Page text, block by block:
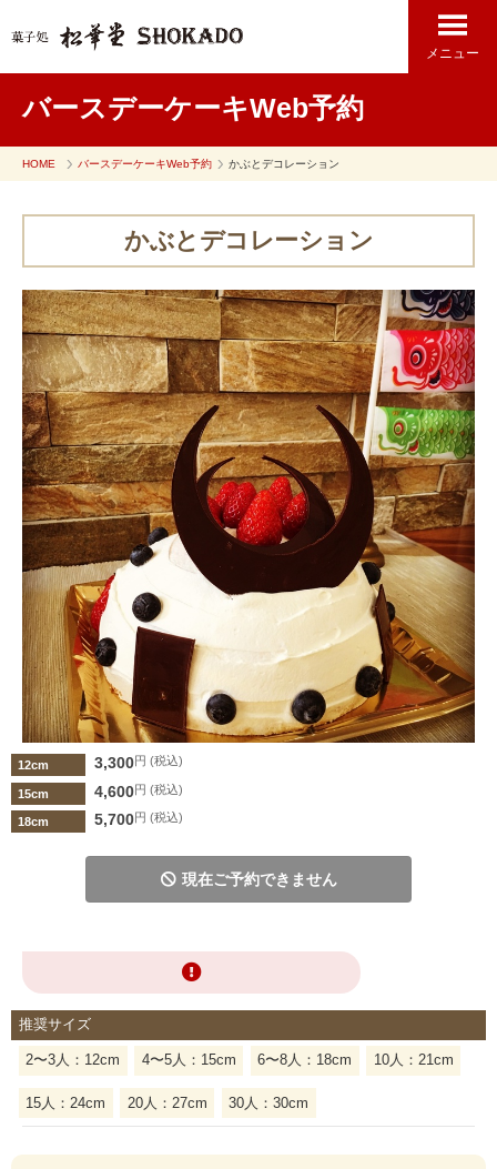
メニュー
バースデーケーキWeb予約
HOME バースデーケーキWeb予約 かぶとデコレーション
かぶとデコレーション
12cm 3,300円 (税込)
15cm 4,600円 (税込)
18cm 5,700円 (税込)
現在ご予約できません
推奨サイズ
2〜3人：12cm 4〜5人：15cm 6〜8人：18cm 10人：21cm
15人：24cm 20人：27cm 30人：30cm